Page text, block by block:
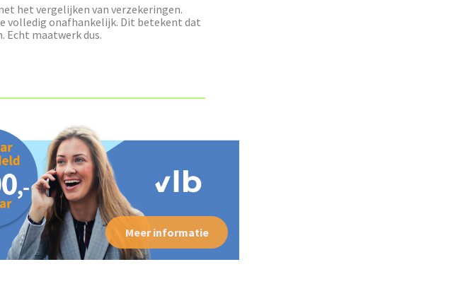
het vergelijken van verzekeringen.
volledig onafhankelijk. Dit betekent dat
Echt maatwerk dus.
Meer informatie